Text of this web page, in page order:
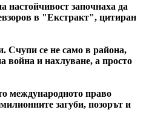
настойчивост започнаха да
в "Екстракт", цитиран
Счупи се не само в района,
война и нахлуване, а просто
международното право
загуби, позорът и